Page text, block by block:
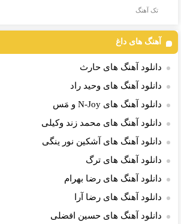
تک آهنگ
آهنگ های داغ
دانلود آهنگ های حارث
دانلود آهنگ های وحید راد
دانلود آهنگ های N-Joy و مَس
دانلود آهنگ های محمد زند وکیلی
دانلود آهنگ های آشکین نور ینگی
دانلود آهنگ های ترگ
دانلود آهنگ های رضا بهرام
دانلود آهنگ های رضا آرا
دانلود آهنگ های حسین افضلی